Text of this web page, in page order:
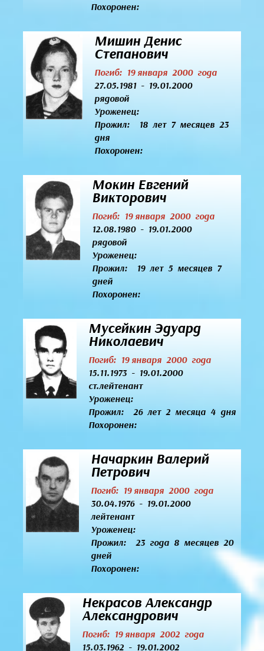
Похоронен:
Мишин Денис
Степанович
Погиб: 19 января 2000 года
27.05.1981 - 19.01.2000
рядовой
Уроженец:
Прожил: 18 лет 7 месяцев 23
дня
Похоронен:
Мокин Евгений
Викторович
Погиб: 19 января 2000 года
12.08.1980 - 19.01.2000
рядовой
Уроженец:
Прожил: 19 лет 5 месяцев 7
дней
Похоронен:
Мусейкин Эдуард
Николаевич
Погиб: 19 января 2000 года
15.11.1973 - 19.01.2000
ст.лейтенант
Уроженец:
Прожил: 26 лет 2 месяца 4 дня
Похоронен:
Начаркин Валерий
Петрович
Погиб: 19 января 2000 года
30.04.1976 - 19.01.2000
лейтенант
Уроженец:
Прожил: 23 года 8 месяцев 20
дней
Похоронен:
Некрасов Александр
Александрович
Погиб: 19 января 2002 года
15.03.1962 - 19.01.2002